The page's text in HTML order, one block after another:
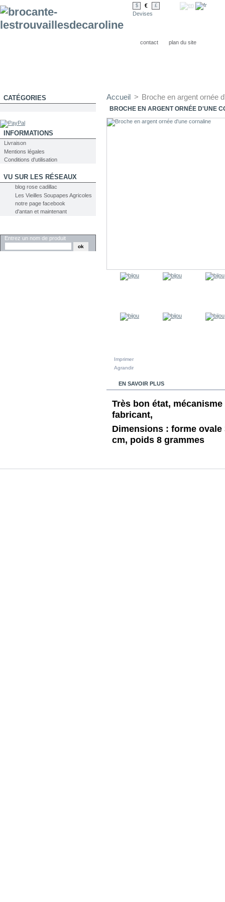
$ € £
Devises
contact plan du site
CATÉGORIES
INFORMATIONS
Livraison
Mentions légales
Conditions d'utilisation
VU SUR LES RÉSEAUX
blog rose cadillac
Les Vieilles Soupapes Agricoles
notre page facebook
d'antan et maintenant
Entrez un nom de produit
Accueil > Broche en argent ornée
BROCHE EN ARGENT ORNÉE D'UNE
Imprimer
Agrandir
EN SAVOIR PLUS
Très bon état,
fabricant,
Dimensions : forme ovale
cm, poids 8 grammes